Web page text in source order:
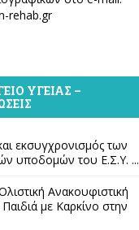
rehab.gr
ΥΓΕΊΑΣ –
εκσυγχρονισμός των
υποδομών του Ε.Σ.Υ. ...
Ανακουφιστική
με Καρκίνο στην